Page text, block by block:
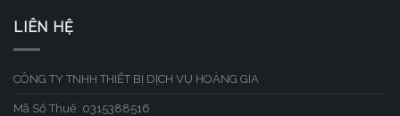
LIÊN HỆ
CÔNG TY TNHH THIẾT BỊ DỊCH VỤ HOÀNG GIA
Mã Số Thuế: 0315388516